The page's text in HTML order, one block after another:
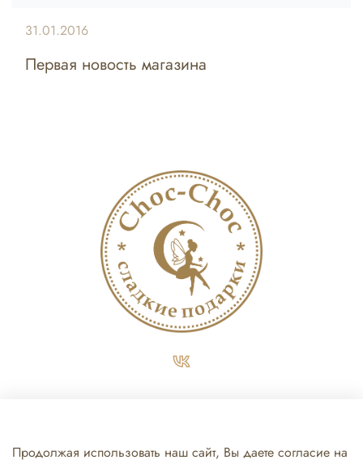
Первая новость магазина
31.01.2016
sales@choc-choc.ru
Продолжая использовать наш сайт, Вы даете согласие на